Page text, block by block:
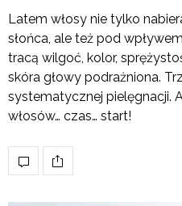
Latem włosy nie tylko
słońca, ale też pod
tracą wilgoć, kolor,
skóra głowy podrażniona.
systematycznej pielęgnacji.
włosów… czas… start!